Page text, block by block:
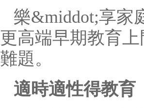
樂&middot;享家
更高端早期教育
難題。
適時適性得教育